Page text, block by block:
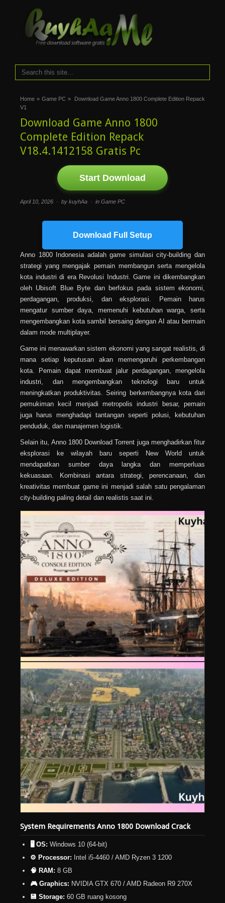
Home » Game PC »
Download Game Anno 1800 Complete Edition Repack
V1
Download Game Anno 1800
Complete Edition Repack
V18.4.1412158 Gratis Pc
Start Download
April 10, 2026 · by kuyhAa · in Game PC
Download Full Setup
Anno 1800 Indonesia adalah game simulasi city-building dan
strategi yang mengajak pemain membangun serta mengelola
kota industri di era Revolusi Industri. Game ini dikembangkan
oleh Ubisoft Blue Byte dan berfokus pada sistem ekonomi,
perdagangan, produksi, dan eksplorasi. Pemain harus
mengatur sumber daya, memenuhi kebutuhan warga, serta
mengembangkan kota sambil bersaing dengan AI atau bermain
dalam mode multiplayer.
Game ini menawarkan sistem ekonomi yang sangat realistis, di
mana setiap keputusan akan memengaruhi perkembangan
kota. Pemain dapat membuat jalur perdagangan, mengelola
industri, dan mengembangkan teknologi baru untuk
meningkatkan produktivitas. Seiring berkembangnya kota dari
pemukiman kecil menjadi metropolis industri besar, pemain
juga harus menghadapi tantangan seperti polusi, kebutuhan
penduduk, dan manajemen logistik.
Selain itu, Anno 1800 Download Torrent juga menghadirkan fitur
eksplorasi ke wilayah baru seperti New World untuk
mendapatkan sumber daya langka dan memperluas
kekuasaan. Kombinasi antara strategi, perencanaan, dan
kreativitas membuat game ini menjadi salah satu pengalaman
city-building paling detail dan realistis saat ini.
System Requirements Anno 1800 Download Crack
🖥️ OS: Windows 10 (64-bit)
⚙️ Processor: Intel i5-4460 / AMD Ryzen 3 1200
🧠 RAM: 8 GB
🎮 Graphics: NVIDIA GTX 670 / AMD Radeon R9 270X
💾 Storage: 60 GB ruang kosong